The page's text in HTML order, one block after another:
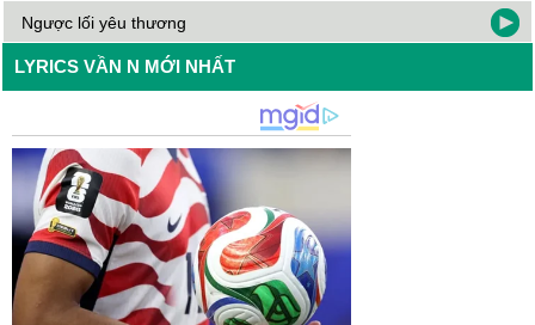
Ngược lối yêu thương
LYRICS VẦN N MỚI NHẤT